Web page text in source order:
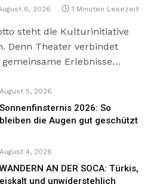
6, 2026 1 Minuten Lesezeit
steht die Kulturinitiative
Denn Theater verbindet
Erlebnisse…
August 5, 2026
Sonnenfinsternis 2026: So
bleiben die Augen gut geschützt
August 4, 2026
WANDERN AN DER SOCA: Türkis,
eiskalt und unwiderstehlich